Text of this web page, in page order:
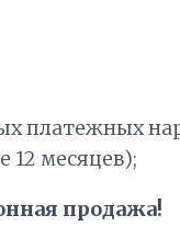
платежных
месяцев);
продажа!